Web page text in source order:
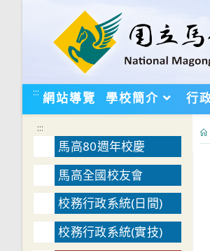
::: 網站導覽 學校簡介 行
:::
馬高80週年校慶
馬高全國校友會
校務行政系統(日間)
校務行政系統(實技)